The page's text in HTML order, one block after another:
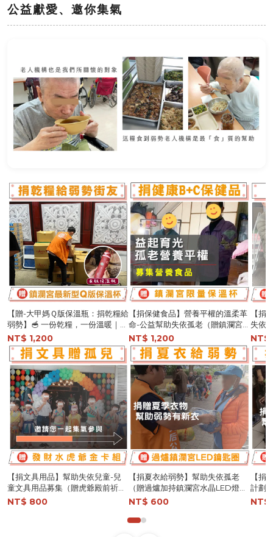
公益獻愛、邀你集氣
【贈-大甲媽Ｑ版保溫瓶：捐乾糧給
弱勢】🥣 一份乾糧，一份溫暖｜公
益募集開跑 ❤️（參與【公益乾糧募
集】贈「過爐加持限定杯型保溫
杯」（市價 $899）
NT$ 1,200
【捐文具用品】幫助失依兒童-兒
童文具用品募集（贈虎爺殿前祈福
發財水及虎爺金卡組）
NT$ 800
【捐保健食品】營養平權的溫柔革
命-公益幫助失依孤老（贈鎮瀾宮
限量推出1000ml保溫瓶）
NT$ 1,200
【捐夏衣給弱勢】幫助失依孤老
（贈過爐加持鎮瀾宮水晶LED燈吊
飾）
NT$ 600
【捐
失依
包）
NT$
【捐
計劃-
宮環
NT$